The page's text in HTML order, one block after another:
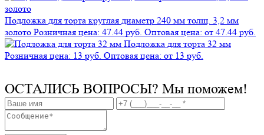
Подложка для торта круглая диаметр 240 мм толщ. 3,2 мм
золото Розничная цена: 47.44 руб. Оптовая цена: от 47.44 руб.
Подложка для торта 32 мм
Розничная цена: 13 руб. Оптовая цена: от 13 руб.
ОСТАЛИСЬ ВОПРОСЫ? Мы поможем!